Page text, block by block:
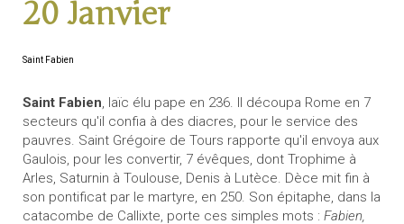
20 Janvier
Saint Fabien
Saint Fabien, laïc élu pape en 236. Il découpa Rome en 7
secteurs qu'il confia à des diacres, pour le service des
pauvres. Saint Grégoire de Tours rapporte qu'il envoya aux
Gaulois, pour les convertir, 7 évêques, dont Trophime à
Arles, Saturnin à Toulouse, Denis à Lutèce. Dèce mit fin à
son pontificat par le martyre, en 250. Son épitaphe, dans la
catacombe de Callixte, porte ces simples mots : Fabien,